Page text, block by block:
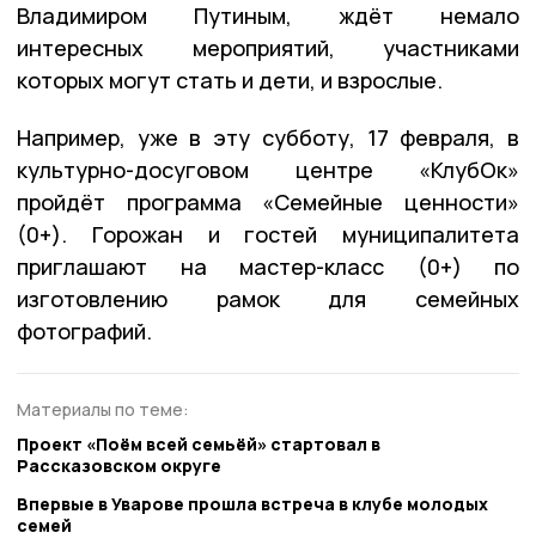
Владимиром Путиным, ждёт немало
интересных мероприятий, участниками
которых могут стать и дети, и взрослые.
Например, уже в эту субботу, 17 февраля, в
культурно-досуговом центре «КлубОк»
пройдёт программа «Семейные ценности»
(0+). Горожан и гостей муниципалитета
приглашают на мастер-класс (0+) по
изготовлению рамок для семейных
фотографий.
Материалы по теме:
Проект «Поём всей семьёй» стартовал в
Рассказовском округе
Впервые в Уварове прошла встреча в клубе молодых
семей